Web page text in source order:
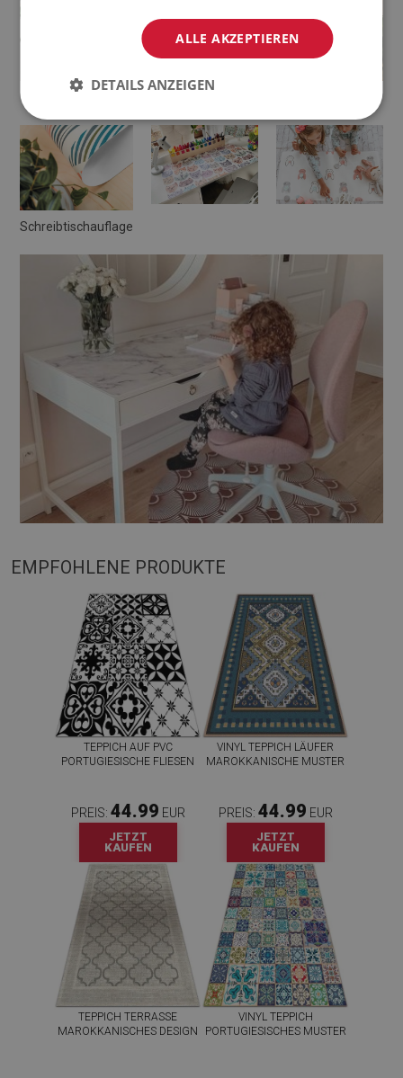
Schreibtischauflage
EMPFOHLENE PRODUKTE
TEPPICH AUF PVC
PORTUGIESISCHE FLIESEN
PREIS: 44.99 EUR
JETZT
KAUFEN
VINYL TEPPICH LÄUFER
MAROKKANISCHE MUSTER
PREIS: 44.99 EUR
JETZT
KAUFEN
TEPPICH TERRASSE
MAROKKANISCHES DESIGN
VINYL TEPPICH
PORTUGIESISCHES MUSTER
ALLE AKZEPTIEREN
DETAILS ANZEIGEN